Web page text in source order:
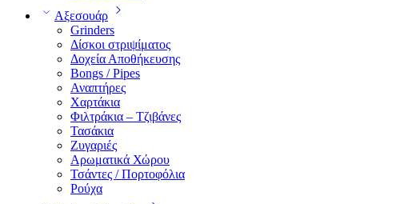
Αξεσουάρ
Grinders
Δίσκοι στριψίματος
Δοχεία Αποθήκευσης
Bongs / Pipes
Αναπτήρες
Χαρτάκια
Φιλτράκια – Τζιβάνες
Τασάκια
Ζυγαριές
Αρωματικά Χώρου
Τσάντες / Πορτοφόλια
Ρούχα